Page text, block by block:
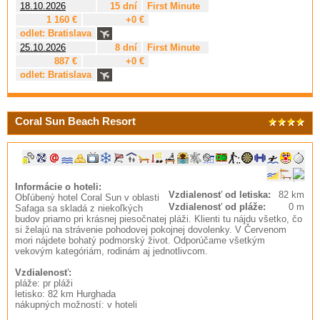
18.10.2026
15 dní
First Minute
1 160 €
+0 €
odlet: Bratislava
25.10.2026
8 dní
First Minute
887 €
+0 €
odlet: Bratislava
Coral Sun Beach Resort
Vzdialenosť od letiska:
82 km
Vzdialenosť od pláže:
0 m
Informácie o hoteli:
Obľúbený hotel Coral Sun v oblasti
Safaga sa skladá z niekoľkých
budov priamo pri krásnej piesočnatej pláži. Klienti tu nájdu všetko, čo
si želajú na strávenie pohodovej pokojnej dovolenky. V Červenom
mori nájdete bohatý podmorský život. Odporúčame všetkým
vekovým kategóriám, rodinám aj jednotlivcom.
Vzdialenosť:
pláže: pr pláži
letisko: 82 km Hurghada
nákupných možností: v hoteli